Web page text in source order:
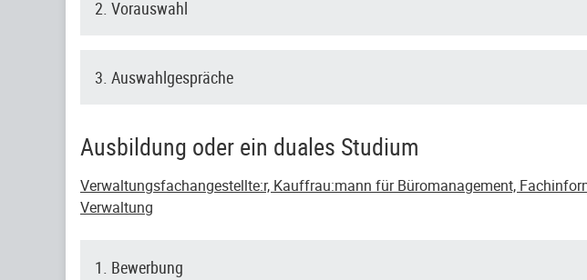
2. Vorauswahl
3. Auswahlgespräche
Ausbildung oder ein duales Studium
Verwaltungsfachangestellte:r, Kauffrau:mann für Büromanagement,
Verwaltung
1. Bewerbung